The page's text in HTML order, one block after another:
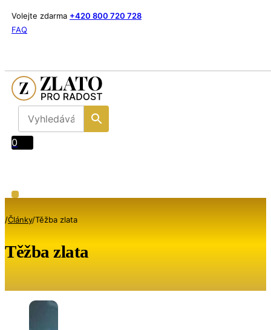
Volejte zdarma +420 800 720 728
FAQ
0
/Články/Těžba zlata
Těžba zlata